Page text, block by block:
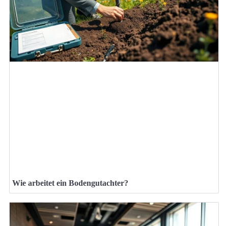
Wie arbeitet ein Bodengutachter?